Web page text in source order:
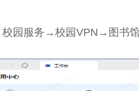
园服务→校园VPN→图书